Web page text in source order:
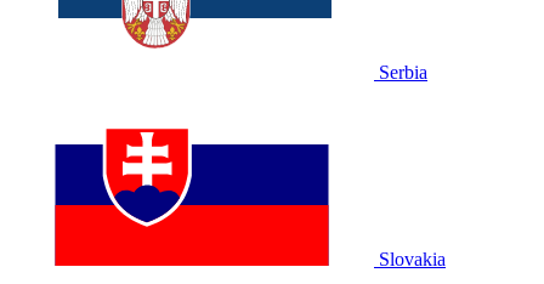
Serbia
Slovakia